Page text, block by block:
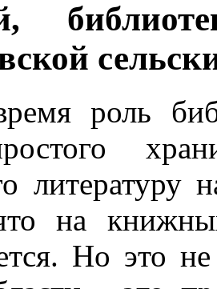
роль
литературу
на
Но это